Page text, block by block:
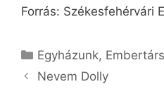
Forrás: Székesfehérvári
Kategória
Egyházunk, Embertárs
Nevem Dolly